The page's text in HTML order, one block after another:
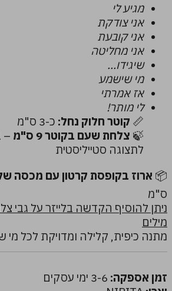
מגיע לי
אני צודקת
אני קובעת
אני מחליטה
שיגידו...
מי שישמע
אז אמרתי
לי מותר!
📏 קוטר חלוק נחל: כ-3 ס"מ
🍃 צלחת שעם בקוטר 9 ס"מ
–
לתצוגה סטייליסטית
📦 ארוז בקופסת קרטון עם מכסה
ס"מ
מילים
מתנה כיפית, קלילה ומדויקת לכל מי
זמן אספקה: 3-6 ימי עסקים